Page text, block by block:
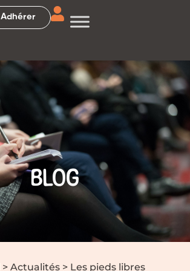
Adhérer
BLOG
> Actualités> Les pieds libres